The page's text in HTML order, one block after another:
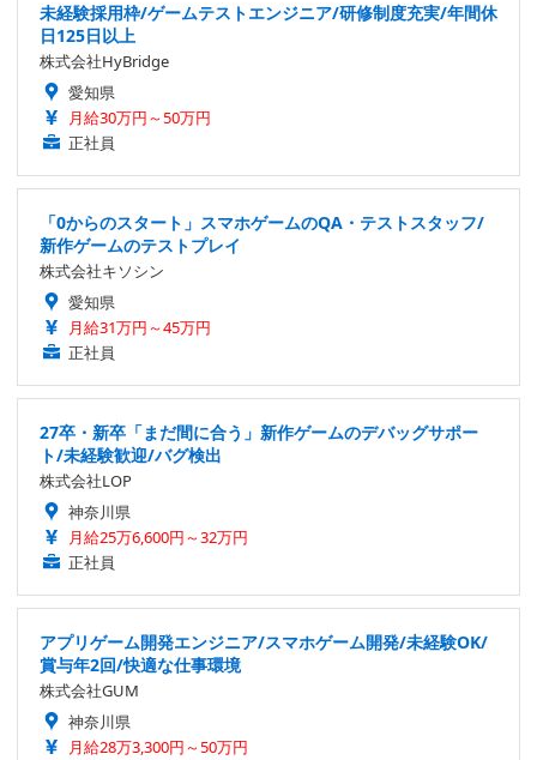
未経験採用枠/ゲームテストエンジニア/研修制度充実/年間休
日125日以上
株式会社HyBridge
愛知県
月給30万円～50万円
正社員
「0からのスタート」スマホゲームのQA・テストスタッフ/
新作ゲームのテストプレイ
株式会社キソシン
愛知県
月給31万円～45万円
正社員
27卒・新卒「まだ間に合う」新作ゲームのデバッグサポー
ト/未経験歓迎/バグ検出
株式会社LOP
神奈川県
月給25万6,600円～32万円
正社員
アプリゲーム開発エンジニア/スマホゲーム開発/未経験OK/
賞与年2回/快適な仕事環境
株式会社GUM
神奈川県
月給28万3,300円～50万円